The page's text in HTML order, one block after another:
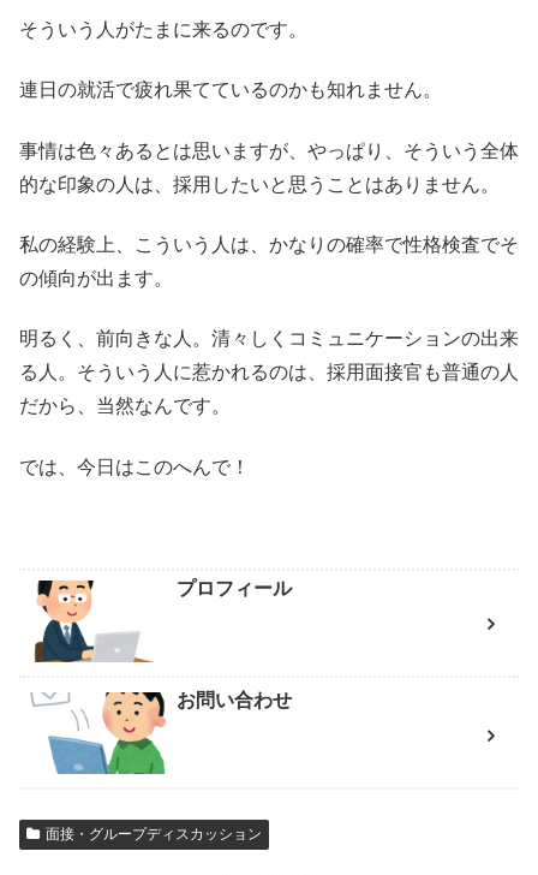
そういう人がたまに来るのです。
連日の就活で疲れ果てているのかも知れません。
事情は色々あるとは思いますが、やっぱり、そういう全体
的な印象の人は、採用したいと思うことはありません。
私の経験上、こういう人は、かなりの確率で性格検査でそ
の傾向が出ます。
明るく、前向きな人。清々しくコミュニケーションの出来
る人。そういう人に惹かれるのは、採用面接官も普通の人
だから、当然なんです。
では、今日はこのへんで！
プロフィール
お問い合わせ
面接・グループディスカッション